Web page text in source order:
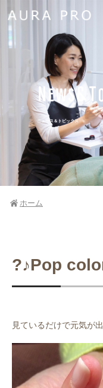
ニュース＆トピックス
ホーム
?♪Pop
見ているだけで元気が